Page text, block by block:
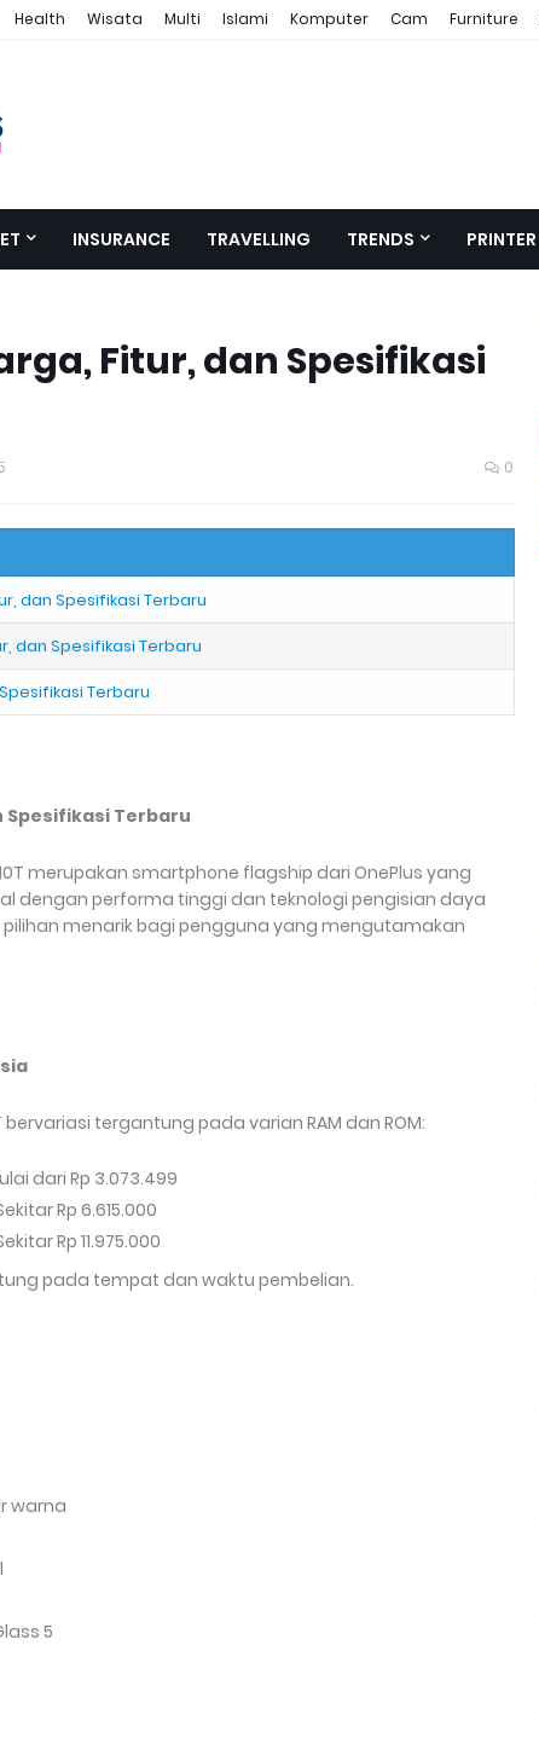
Health Wisata Multi Islami Komputer Cam Furniture
INSURANCE TRAVELLING TRENDS PRINTER
Fitur, dan Spesifikasi
0
dan Spesifikasi Terbaru
dan Spesifikasi Terbaru
Terbaru
Spesifikasi Terbaru
merupakan smartphone flagship dari OnePlus yang
dengan performa tinggi dan teknologi pengisian daya
pilihan menarik bagi pengguna yang mengutamakan
bervariasi tergantung pada varian RAM dan ROM:
dari Rp 3.073.499
Rp 6.615.000
Rp 11.975.000
pada tempat dan waktu pembelian.
warna
5